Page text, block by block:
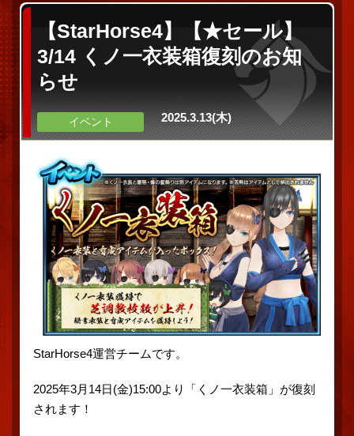
【StarHorse4】【★セール】
3/14 くノ一衣装箱復刻のお知
らせ
イベント 2025.3.13(木)
StarHorse4運営チームです。
2025年3月14日(金)15:00より「くノ一衣装箱」が復刻
されます！